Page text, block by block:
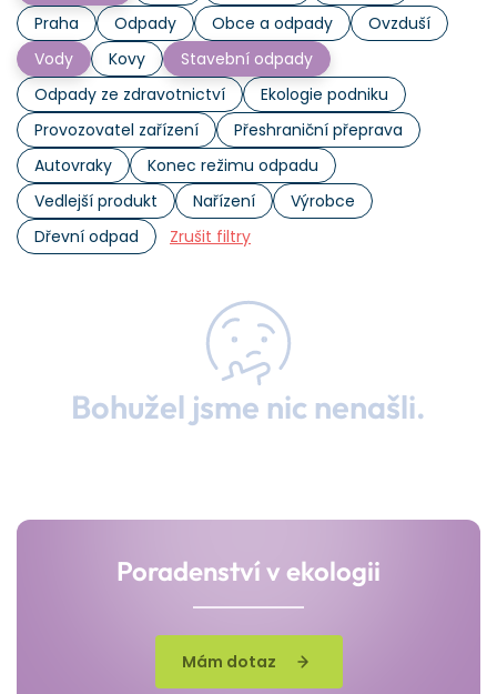
Praha
Odpady Obce a odpady
Ovzduší
Vody
Kovy
Stavební odpady
Odpady ze zdravotnictví
Ekologie podniku
Provozovatel zařízení
Přeshraniční přeprava
Autovraky
Konec režimu odpadu
Vedlejší produkt
Nařízení
Výrobce
Dřevní odpad
Zrušit filtry
Bohužel jsme nic nenašli.
Poradenství v ekologii
Mám dotaz